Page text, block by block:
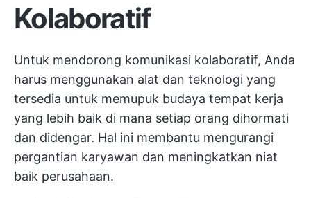
Kolaboratif
Untuk mendorong komunikasi kolaboratif, Anda
harus menggunakan alat dan teknologi yang
tersedia untuk memupuk budaya tempat kerja
yang lebih baik di mana setiap orang dihormati
dan didengar. Hal ini membantu mengurangi
pergantian karyawan dan meningkatkan niat
baik perusahaan.